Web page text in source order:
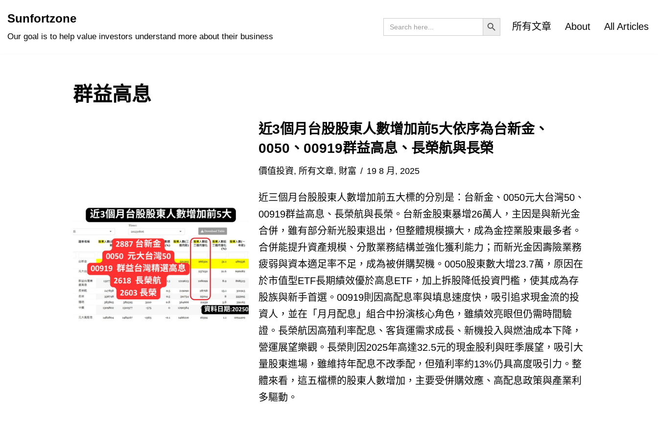
Sunfortzone
Our goal is to help value investors understand more about their business
Search
for:
Search Button
所有文章
About All Articles
群益高息
近3個月台股股東人數增加前5大依序為台新金、
0050、00919群益高息、長榮航與長榮
價值投資, 所有文章, 財富 19 8 月, 2025
近三個月台股股東人數增加前五大標的分別是：台新金、0050元大台灣50、
00919群益高息、長榮航與長榮。台新金股東暴增26萬人，主因是與新光金
合併，雖有部分新光股東退出，但整體規模擴大，成為金控業股東最多者。
合併能提升資產規模、分散業務結構並強化獲利能力；而新光金因壽險業務
疲弱與資本適足率不足，成為被併購契機。0050股東數大增23.7萬，原因在
於市值型ETF長期績效優於高息ETF，加上拆股降低投資門檻，使其成為存
股族與新手首選。00919則因高配息率與填息速度快，吸引追求現金流的投
資人，並在「月月配息」組合中扮演核心角色，雖績效亮眼但仍需時間驗
證。長榮航因高殖利率配息、客貨運需求成長、新機投入與燃油成本下降，
營運展望樂觀。長榮則因2025年高達32.5元的現金股利與旺季展望，吸引大
量股東進場，雖維持年配息不改季配，但殖利率約13%仍具高度吸引力。整
體來看，這五檔標的股東人數增加，主要受併購效應、高配息政策與產業利
多驅動。